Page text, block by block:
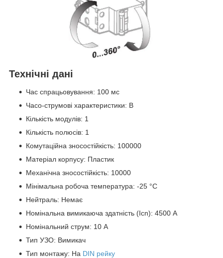
Технічні дані
Час спрацьовування: 100 мс
Часо-струмові характеристики: B
Кількість модулів: 1
Кількість полюсів: 1
Комутаційна зносостійкість: 100000
Матеріал корпусу: Пластик
Механічна зносостійкість: 10000
Мінімальна робоча температура: -25 °C
Нейтраль: Немає
Номінальна вимикаюча здатність (Icn): 4500 А
Номінальний струм: 10 А
Тип УЗО: Вимикач
Тип монтажу: На DIN рейку